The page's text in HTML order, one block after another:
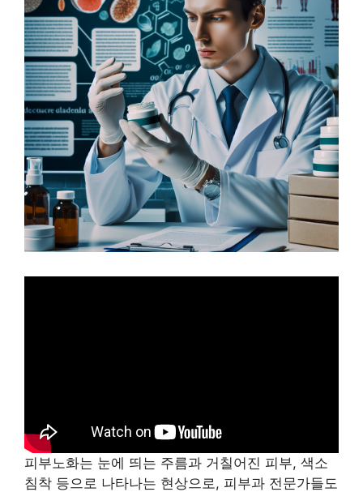
피부노화는 눈에 띄는 주름과 거칠어진 피부, 색소
침착 등으로 나타나는 현상으로, 피부과 전문가들도